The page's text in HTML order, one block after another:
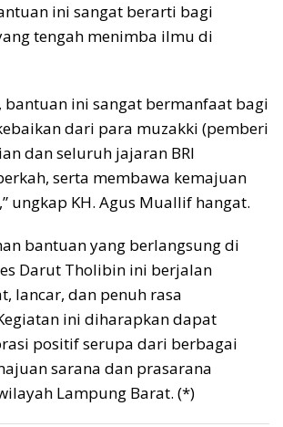
ini sangat berarti bagi
tengah menimba ilmu di
bantuan ini sangat bermanfaat bagi
dari para muzakki (pemberi
dan seluruh jajaran BRI
serta membawa kemajuan
ungkap KH. Agus Muallif hangat.
bantuan yang berlangsung di
Darut Tholibin ini berjalan
lancar, dan penuh rasa
ini diharapkan dapat
positif serupa dari berbagai
sarana dan prasarana
Lampung Barat. (*)